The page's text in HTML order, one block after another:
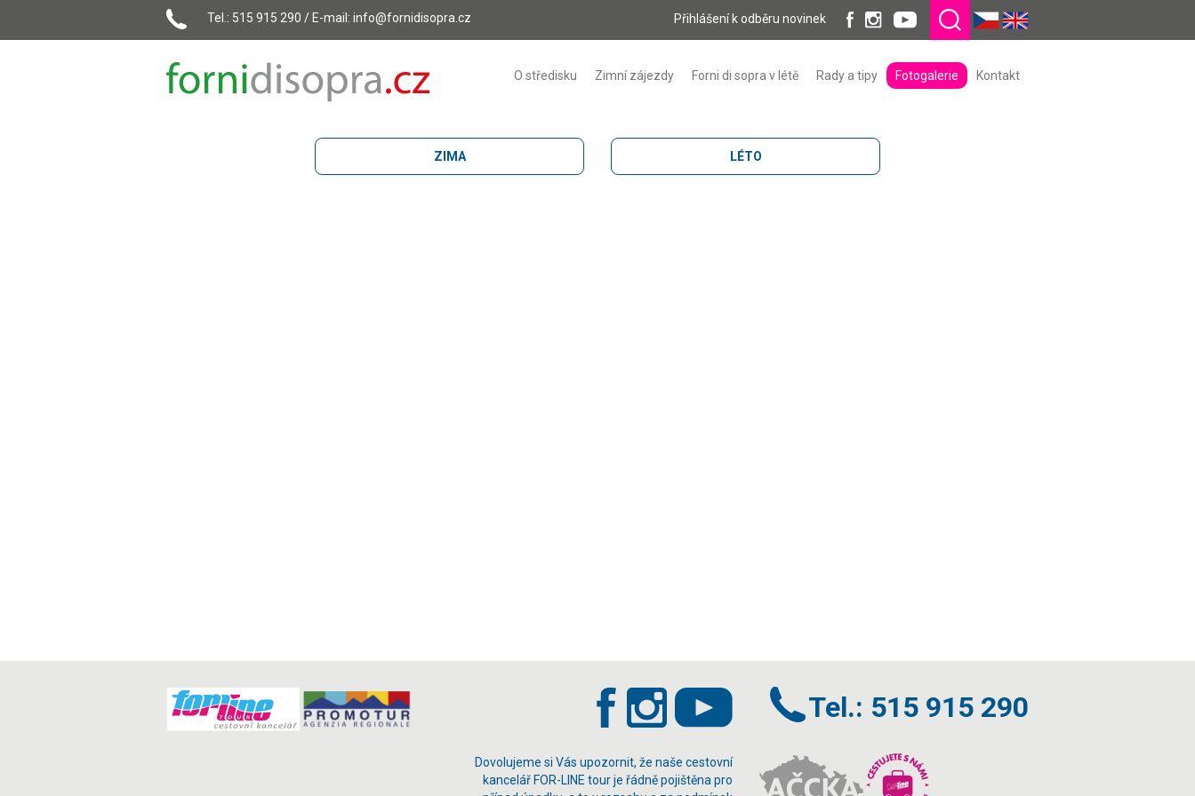
Tel.: 515 915 290 / E-mail: info@fornidisopra.cz Přihlášení k odběru novinek
O středisku Zimní zájezdy Forni di sopra v létě Rady a tipy Fotogalerie Kontakt
ZIMA LÉTO
Tel.: 515 915 290
Dovolujeme si Vás upozornit, že naše cestovní
kancelář FOR-LINE tour je řádně pojištěna pro